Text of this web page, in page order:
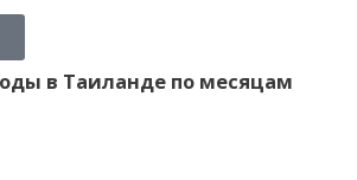
в Таиланде по месяцам